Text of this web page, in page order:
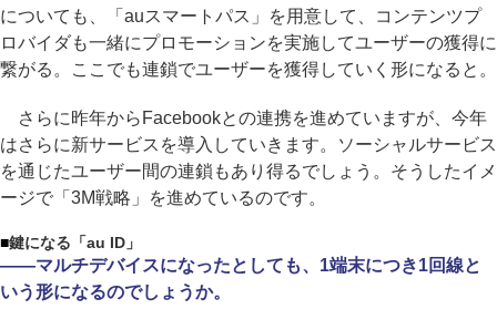
についても、「auスマートパス」を用意して、コンテンツプ
ロバイダも一緒にプロモーションを実施してユーザーの獲得に
繋がる。ここでも連鎖でユーザーを獲得していく形になると。
さらに昨年からFacebookとの連携を進めていますが、今年
はさらに新サービスを導入していきます。ソーシャルサービス
を通じたユーザー間の連鎖もあり得るでしょう。そうしたイメ
ージで「3M戦略」を進めているのです。
■鍵になる「au ID」
――マルチデバイスになったとしても、1端末につき1回線と
いう形になるのでしょうか。